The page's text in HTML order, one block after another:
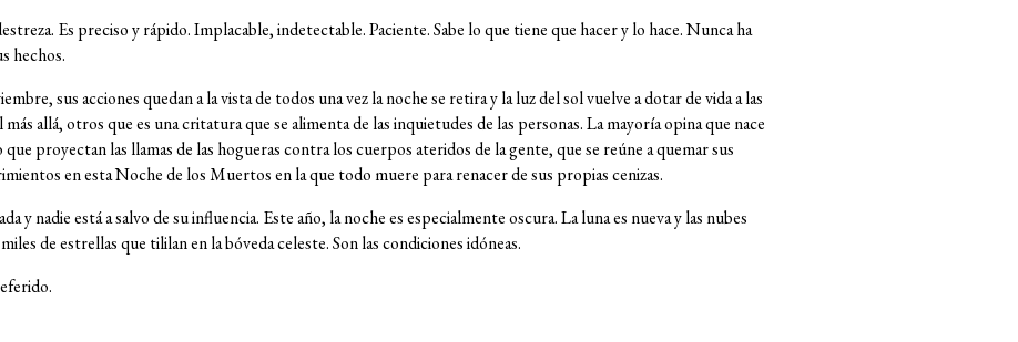
Es preciso y rápido. Implacable, indetectable. Paciente. Sabe lo que tiene que hacer y lo hace. Nunca ha
hechos.
sus acciones quedan a la vista de todos una vez la noche se retira y la luz del sol vuelve a dotar de vida a las
allá, otros que es una critatura que se alimenta de las inquietudes de las personas. La mayoría opina que nace
proyectan las llamas de las hogueras contra los cuerpos ateridos de la gente, que se reúne a quemar sus
en esta Noche de los Muertos en la que todo muere para renacer de sus propias cenizas.
y nadie está a salvo de su influencia. Este año, la noche es especialmente oscura. La luna es nueva y las nubes
de estrellas que tililan en la bóveda celeste. Son las condiciones idóneas.